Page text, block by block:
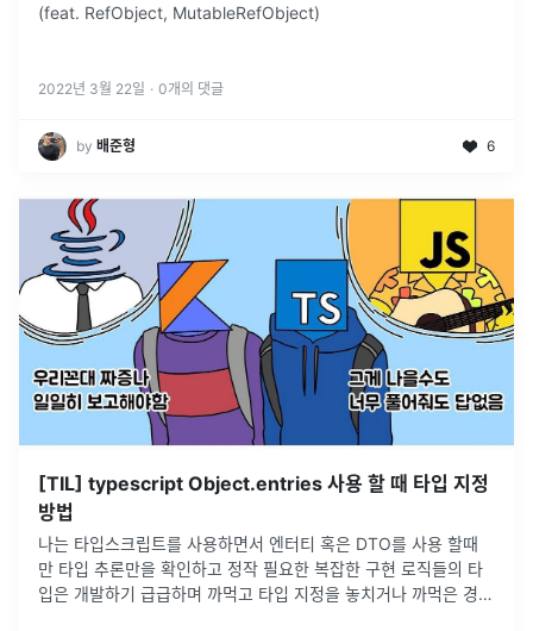
(feat. RefObject, MutableRefObject)
2022년 3월 22일 · 0개의 댓글
by 배준형 6
[TIL] typescript Object.entries 사용 할 때 타입 지정
방법
나는 타입스크립트를 사용하면서 엔터티 혹은 DTO를 사용 할때
만 타입 추론만을 확인하고 정작 필요한 복잡한 구현 로직들의 타
입은 개발하기 급급하며 까먹고 타입 지정을 놓치거나 까먹은 경우